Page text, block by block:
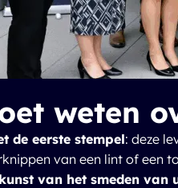
weten
de eerste stempel: deze
van een lint of een
van het smeden van